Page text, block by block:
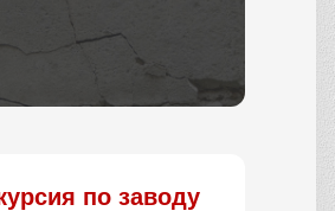
по заводу